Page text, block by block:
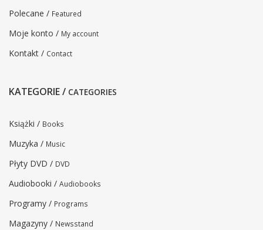
Polecane / Featured
Moje konto / My account
Kontakt / Contact
KATEGORIE / CATEGORIES
Książki / Books
Muzyka / Music
Płyty DVD / DVD
Audiobooki / Audiobooks
Programy / Programs
Magazyny / Newsstand